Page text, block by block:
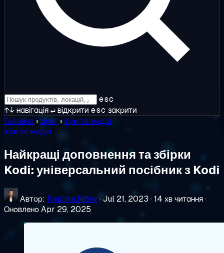
esc
↑↓ навігація↵відкрити esc закрити
Головна › Блог ›Ігри та медіа
Ігри та медіа
Найкращі доповнення та збірки
Kodi: універсальний посібник з Kodi
Автор: Paulina Ritter ·Jul 21, 2023 ·14 хв читання·
Оновлено Apr 29, 2025